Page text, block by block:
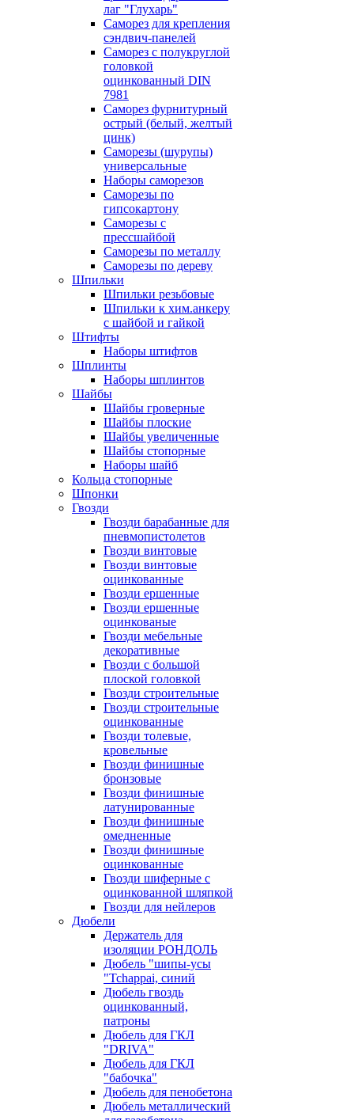
лаг "Глухарь"
Саморез для крепления
сэндвич-панелей
Саморез с полукруглой
головкой
оцинкованный DIN
7981
Саморез фурнитурный
острый (белый, желтый
цинк)
Саморезы (шурупы)
универсальные
Наборы саморезов
Саморезы по
гипсокартону
Саморезы с
прессшайбой
Саморезы по металлу
Саморезы по дереву
Шпильки
Шпильки резьбовые
Шпильки к хим.анкеру
с шайбой и гайкой
Штифты
Наборы штифтов
Шплинты
Наборы шплинтов
Шайбы
Шайбы гроверные
Шайбы плоские
Шайбы увеличенные
Шайбы стопорные
Наборы шайб
Кольца стопорные
Шпонки
Гвозди
Гвозди барабанные для
пневмопистолетов
Гвозди винтовые
Гвозди винтовые
оцинкованные
Гвозди ершенные
Гвозди ершенные
оцинкованые
Гвозди мебельные
декоративные
Гвозди с большой
плоской головкой
Гвозди строительные
Гвозди строительные
оцинкованные
Гвозди толевые,
кровельные
Гвозди финишные
бронзовые
Гвозди финишные
латунированные
Гвозди финишные
омедненные
Гвозди финишные
оцинкованные
Гвозди шиферные с
оцинкованной шляпкой
Гвозди для нейлеров
Дюбели
Держатель для
изоляции РОНДОЛЬ
Дюбель "шипы-усы
"Tchappai, синий
Дюбель гвоздь
оцинкованный,
патроны
Дюбель для ГКЛ
"DRIVA"
Дюбель для ГКЛ
"бабочка"
Дюбель для пенобетона
Дюбель металлический